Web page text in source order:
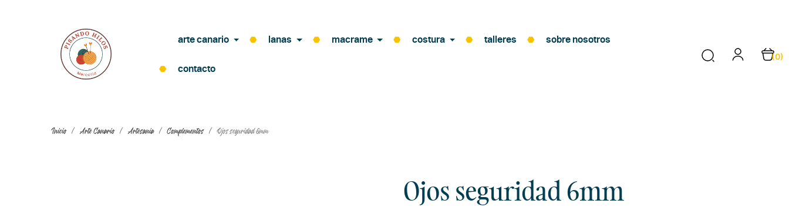
arte canario lanas macrame costura talleres sobre nosotros
contacto
(0)
Inicio Arte Canario Artesania Complementos Ojos seguridad 6mm
Ojos seguridad 6mm